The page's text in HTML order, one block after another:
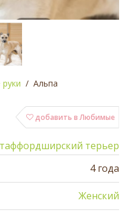
Альпа
добавить в Любимые
терьер
4 года
Женский